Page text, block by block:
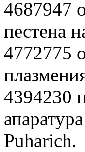
4687947
пестена
4772775
4394230
Puharich.